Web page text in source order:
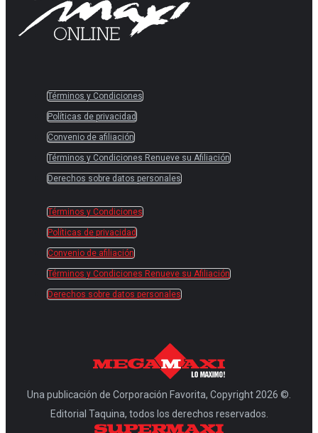
Términos y Condiciones
Políticas de privacidad
Convenio de afiliación
Términos y Condiciones Renueve su Afiliación
Derechos sobre datos personales
Términos y Condiciones
Políticas de privacidad
Convenio de afiliación
Términos y Condiciones Renueve su Afiliación
Derechos sobre datos personales
Una publicación de Corporación Favorita, Copyright 2026 ©.
Editorial Taquina, todos los derechos reservados.